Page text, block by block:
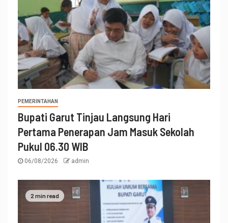
PEMERINTAHAN
Bupati Garut Tinjau Langsung Hari
Pertama Penerapan Jam Masuk Sekolah
Pukul 06.30 WIB
06/08/2026 admin
2 min read